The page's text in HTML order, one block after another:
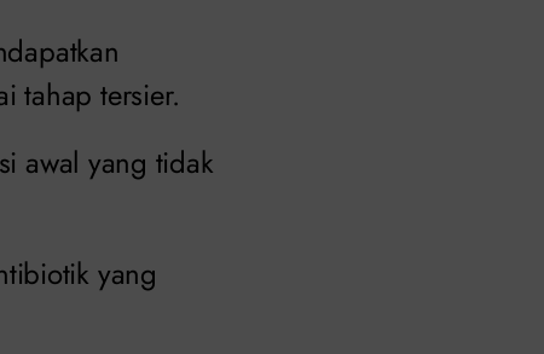
tahap tersier.
awal yang tidak
yang